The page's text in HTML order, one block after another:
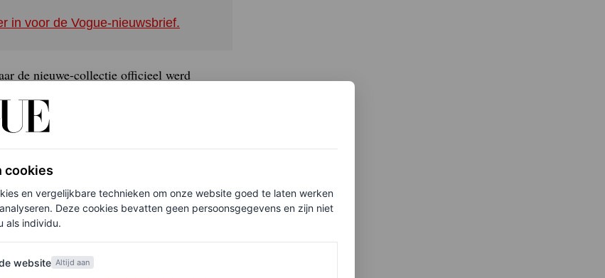
in voor de Vogue-nieuwsbrief.
de nieuwe-collectie officieel werd
savoir-faire
uur is gewerkt. Elk juweel vertelt
gemaakt van onyx en diamanten. Het
cookies
en vergelijkbare technieken om onze website goed te laten werken
Deze cookies bevatten geen persoonsgegevens en zijn niet
als individu.
website Altijd aan